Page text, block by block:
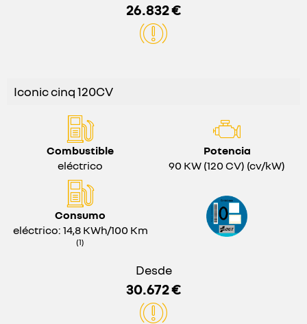
26.832 €
Iconic cinq 120CV
Combustible
eléctrico
Potencia
90 KW (120 CV) (cv/kW)
Consumo
eléctrico: 14,8 KWh/100 Km
(1)
Desde
30.672 €